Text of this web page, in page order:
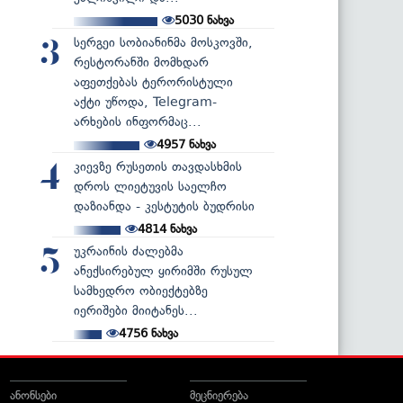
5030ნახვა
3
სერგეი სობიანინმა მოსკოვში,
რესტორანში მომხდარ
აფეთქებას ტერორისტული
აქტი უწოდა, Telegram-
არხების ინფორმაც...
4957ნახვა
4
კიევზე რუსეთის თავდასხმის
დროს ლიეტუვის საელჩო
დაზიანდა - კესტუტის ბუდრისი
4814ნახვა
5
უკრაინის ძალებმა
ანექსირებულ ყირიმში რუსულ
სამხედრო ობიექტებზე
იერიშები მიიტანეს...
4756ნახვა
ანონსები მეცნიერება